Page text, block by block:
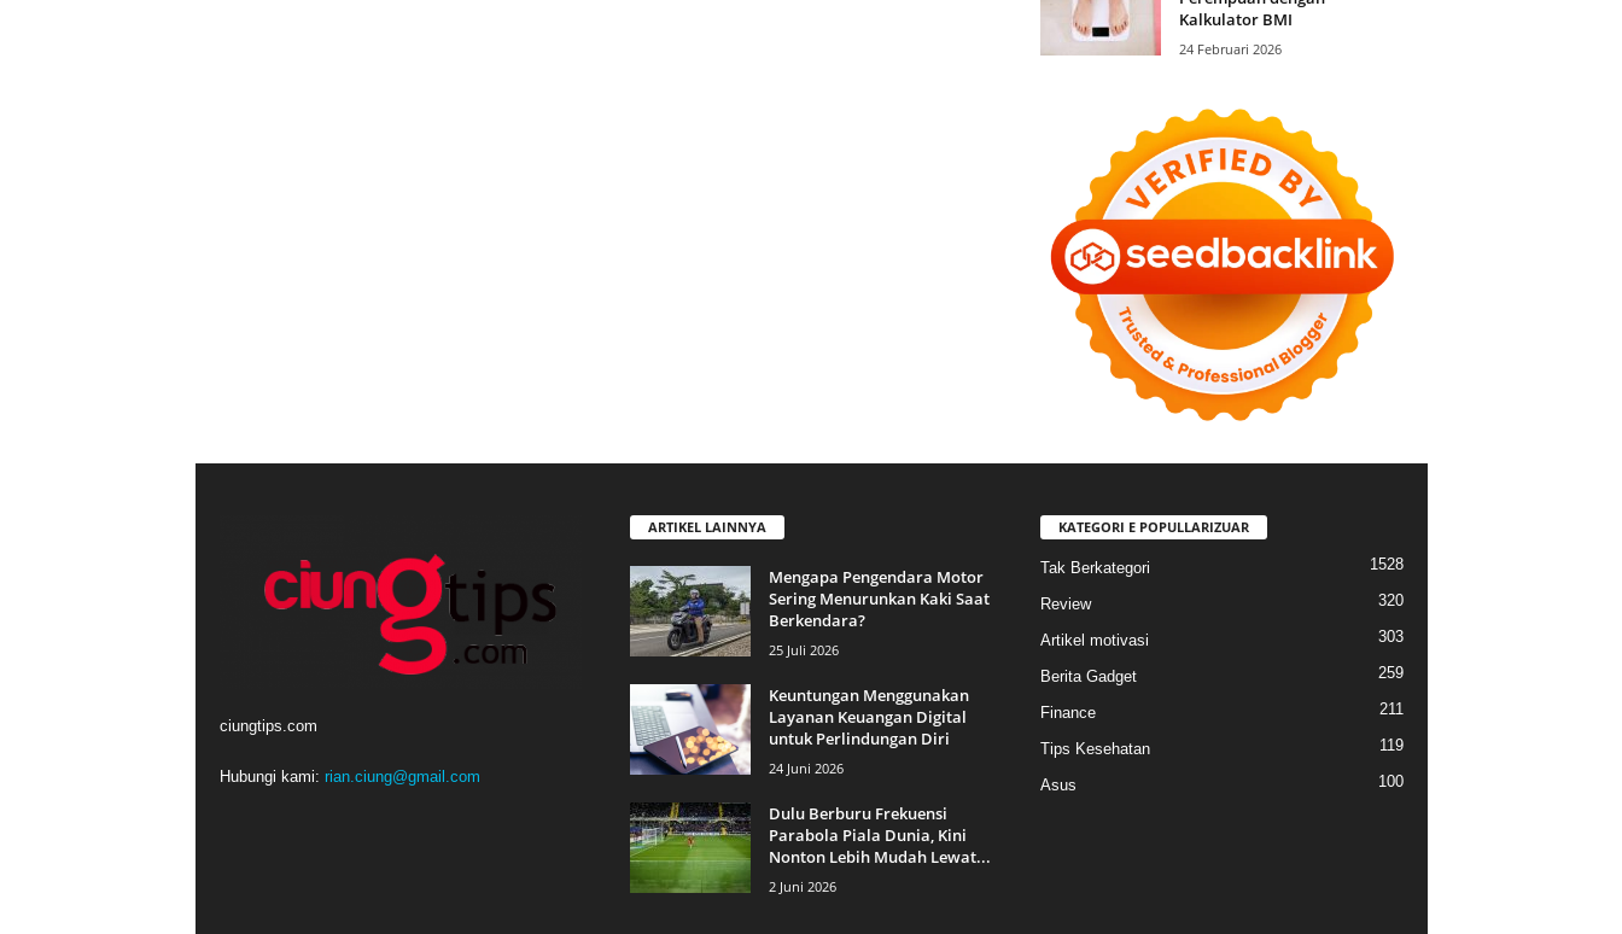
Kalkulator BMI
24 Februari 2026
ciungtips.com
Hubungi kami: rian.ciung@gmail.com
ARTIKEL LAINNYA
Mengapa Pengendara Motor
Sering Menurunkan Kaki Saat
Berkendara?
25 Juli 2026
Keuntungan Menggunakan
Layanan Keuangan Digital
untuk Perlindungan Diri
24 Juni 2026
Dulu Berburu Frekuensi
Parabola Piala Dunia, Kini
Nonton Lebih Mudah Lewat...
2 Juni 2026
KATEGORI E POPULLARIZUAR
Tak Berkategori 1528
Review 320
Artikel motivasi 303
Berita Gadget 259
Finance 211
Tips Kesehatan 119
Asus 100